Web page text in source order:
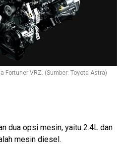
Fortuner VRZ. (Sumber: Toyota Astra)
dua opsi mesin, yaitu 2.4L dan
mesin diesel.